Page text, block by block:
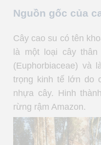
Nguồn gốc của
Cây cao su có tên
là một loại cây
(Euphorbiaceae) và
trọng kinh tế lớn do
nhựa cây. Hinh
rừng rậm Amazon.